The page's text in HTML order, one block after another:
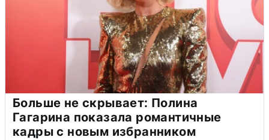
Больше не скрывает: Полина
Гагарина показала романтичные
кадры с новым избранником